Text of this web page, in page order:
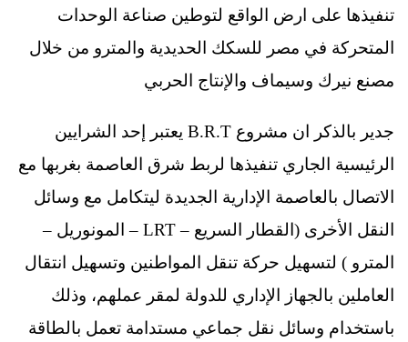
تنفيذها على ارض الواقع لتوطين صناعة الوحدات
المتحركة في مصر للسكك الحديدية والمترو من خلال
مصنع نيرك وسيماف والإنتاج الحربي
جدير بالذكر ان مشروع B.R.T يعتبر إحد الشرايين
الرئيسية الجاري تنفيذها لربط شرق العاصمة بغربها مع
الاتصال بالعاصمة الإدارية الجديدة ليتكامل مع وسائل
النقل الأخرى (القطار السريع – LRT – المونوريل –
المترو ) لتسهيل حركة تنقل المواطنين وتسهيل انتقال
العاملين بالجهاز الإداري للدولة لمقر عملهم، وذلك
باستخدام وسائل نقل جماعي مستدامة تعمل بالطاقة